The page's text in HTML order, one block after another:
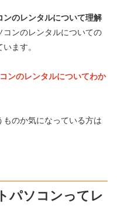
ンのレンタルについて理解
コンのレンタルについての
ます。
ンのレンタルについてわか
ものか気になっている方は
パソコンってレ